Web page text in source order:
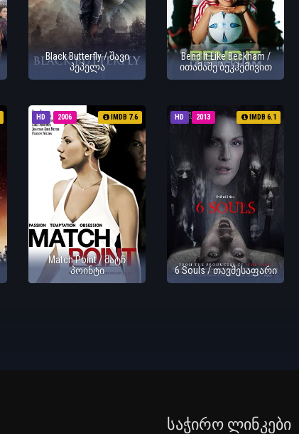
Black Butterfly / შავი
პეპელა
Bend It Like Beckham /
ითამაშე ბეკჰემივით
HD 2006 IMDB 7.6
Match Point / მატჩ
პოინტი
HD 2013 IMDB 6.1
6 Souls / თავშესაფარი
Საჭირო Ლინკები